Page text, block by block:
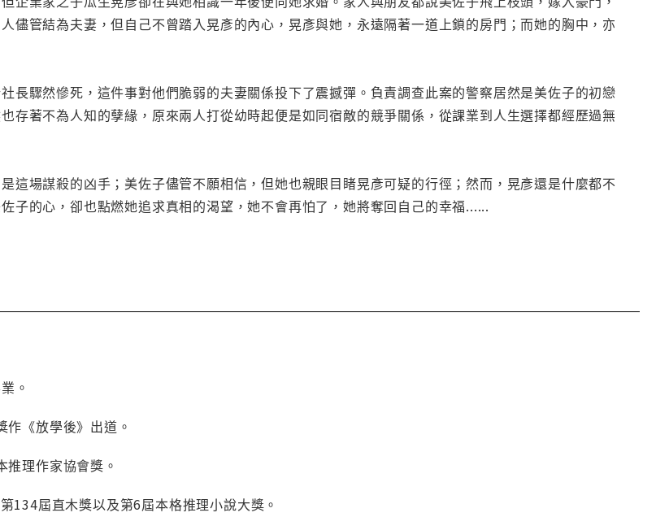
儘管結為夫妻，但自己不曾踏入晃彥的內心，晃彥與她，永遠隔著一道上鎖的房門；而她的胸中，亦
長驟然慘死，這件事對他們脆弱的夫妻關係投下了震撼彈。負責調查此案的警察居然是美佐子的初戀
存著不為人知的孽緣，原來兩人打從幼時起便是如同宿敵的競爭關係，從課業到人生選擇都經歷過無
這場謀殺的凶手；美佐子儘管不願相信，但她也親眼目睹晃彥可疑的行徑；然而，晃彥還是什麼都不
子的心，卻也點燃她追求真相的渴望，她不會再怕了，她將奪回自己的幸福......
。
《放學後》出道。
理作家協會獎。
134屆直木獎以及第6屆本格推理小說大獎。